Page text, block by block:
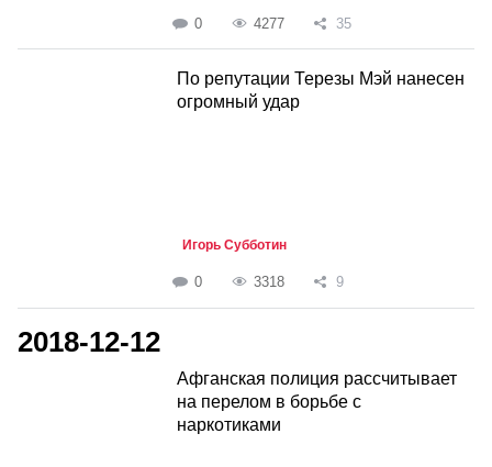
0 4277 35
По репутации Терезы Мэй нанесен
огромный удар
Игорь Субботин
0 3318 9
2018-12-12
Афганская полиция рассчитывает
на перелом в борьбе с
наркотиками